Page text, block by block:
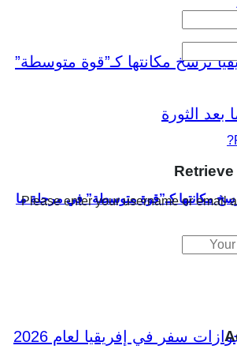
مكانتها كـ”قوة متوسطة” في مرحلة ما
Please enter your username or email